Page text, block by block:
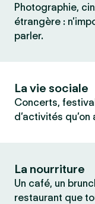
Photographie,
étrangère :
parler.
La vie sociale
Concerts,
d’activités
La nourriture
Un café, un
restaurant que